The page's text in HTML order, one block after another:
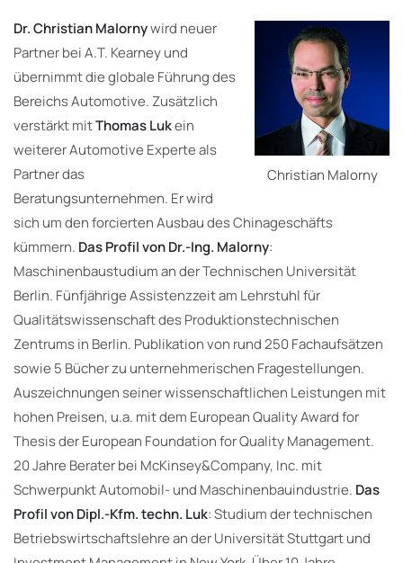
Christian Malorny
Dr. Christian Malornywird neuer
Partner bei A.T. Kearney und
übernimmt die globale Führung des
Bereichs Automotive. Zusätzlich
verstärkt mitThomas Lukein
weiterer Automotive Experte als
Partner das
Beratungsunternehmen. Er wird
sich um den forcierten Ausbau des Chinageschäfts
kümmern. Das Profil vonDr.-Ing. Malorny:
Maschinenbaustudium an der Technischen Universität
Berlin. Fünfjährige Assistenzzeit am Lehrstuhl für
Qualitätswissenschaft des Produktionstechnischen
Zentrums in Berlin. Publikation von rund 250 Fachaufsätzen
sowie 5 Bücher zu unternehmerischen Fragestellungen.
Auszeichnungen seiner wissenschaftlichen Leistungen mit
hohen Preisen, u.a. mit dem European Quality Award for
Thesis der European Foundation for Quality Management.
20 Jahre Berater bei McKinsey&Company, Inc. mit
Schwerpunkt Automobil- und Maschinenbauindustrie. Das
Profil vonDipl.-Kfm. techn. Luk: Studium der technischen
Betriebswirtschaftslehre an der Universität Stuttgart und